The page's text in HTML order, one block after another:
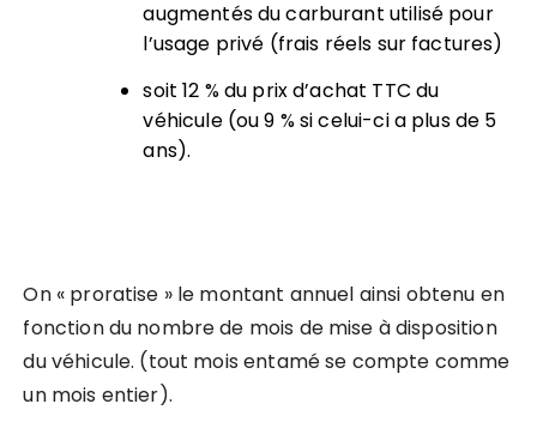
augmentés du carburant utilisé pour
l’usage privé (frais réels sur factures)
soit 12 % du prix d’achat TTC du
véhicule (ou 9 % si celui-ci a plus de 5
ans).
On « proratise » le montant annuel ainsi obtenu en
fonction du nombre de mois de mise à disposition
du véhicule. (tout mois entamé se compte comme
un mois entier).